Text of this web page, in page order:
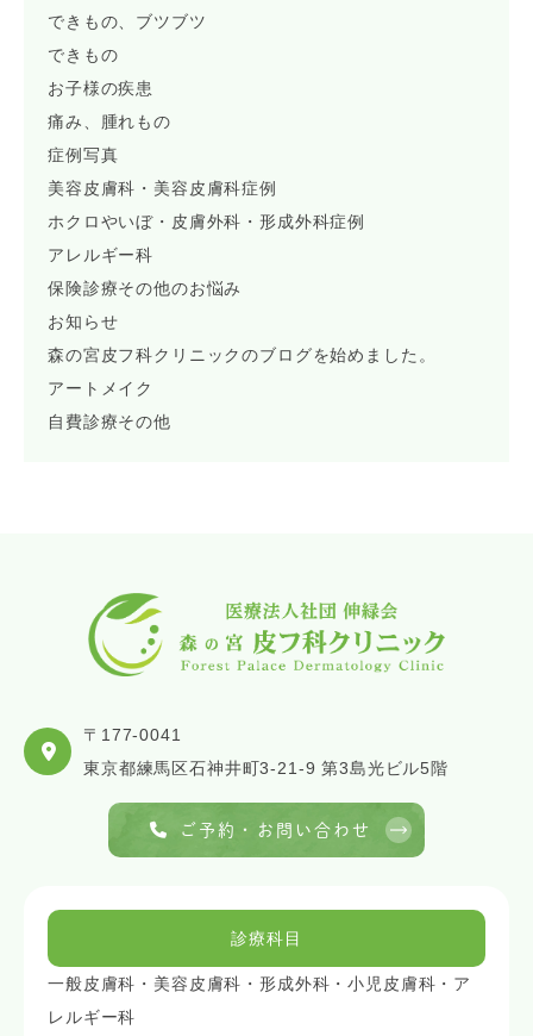
できもの、ブツブツ
できもの
お子様の疾患
痛み、腫れもの
症例写真
美容皮膚科・美容皮膚科症例
ホクロやいぼ・皮膚外科・形成外科症例
アレルギー科
保険診療その他のお悩み
お知らせ
森の宮皮フ科クリニックのブログを始めました。
アートメイク
自費診療その他
〒177-0041
東京都練馬区石神井町3-21-9 第3島光ビル5階
ご予約・お問い合わせ
診療科目
一般皮膚科・美容皮膚科・形成外科・小児皮膚科・ア
レルギー科